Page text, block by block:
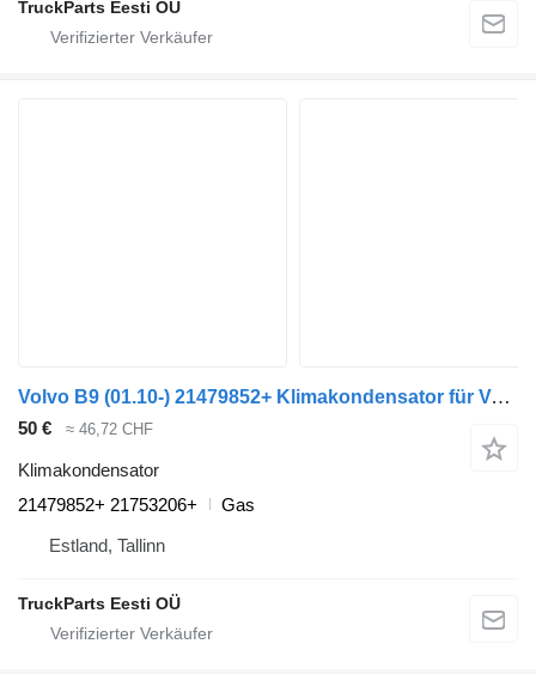
TruckParts Eesti OÜ
Volvo B9 (01.10-) 21479852+ Klimakondensator für Volvo B6, B7, B9, B10, B12 bus (1978-2011)
50 € ≈ 46,72 CHF
Klimakondensator
21479852+ 21753206+
Gas
Estland, Tallinn
TruckParts Eesti OÜ